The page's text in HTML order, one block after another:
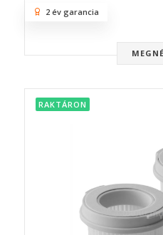
2 év garancia
RAKTÁRON